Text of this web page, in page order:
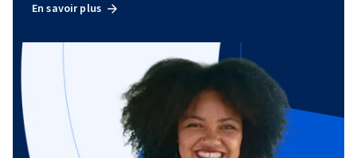
En savoir plus